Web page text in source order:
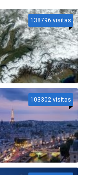
138796 visitas
103302 visitas